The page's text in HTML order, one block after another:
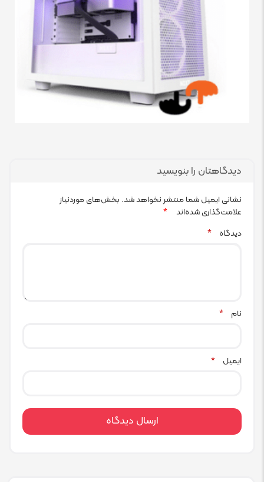
دیدگاهتان را بنویسید
نشانی ایمیل شما منتشر نخواهد شد. بخش‌های موردنیاز
علامت‌گذاری شده‌اند
*
دیدگاه
*
نام *
ایمیل *